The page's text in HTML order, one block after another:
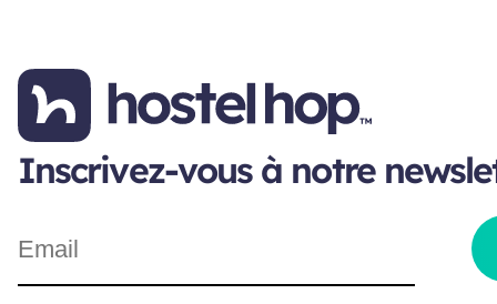
Inscrivez-vous à notre